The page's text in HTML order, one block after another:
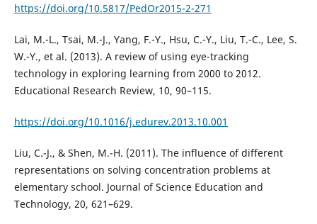
https://doi.org/10.5817/PedOr2015-2-271
Lai, M.-L., Tsai, M.-J., Yang, F.-Y., Hsu, C.-Y., Liu, T.-C., Lee, S.
W.-Y., et al. (2013). A review of using eye-tracking
technology in exploring learning from 2000 to 2012.
Educational Research Review, 10, 90–115.
https://doi.org/10.1016/j.edurev.2013.10.001
Liu, C.-J., & Shen, M.-H. (2011). The influence of different
representations on solving concentration problems at
elementary school. Journal of Science Education and
Technology, 20, 621–629.